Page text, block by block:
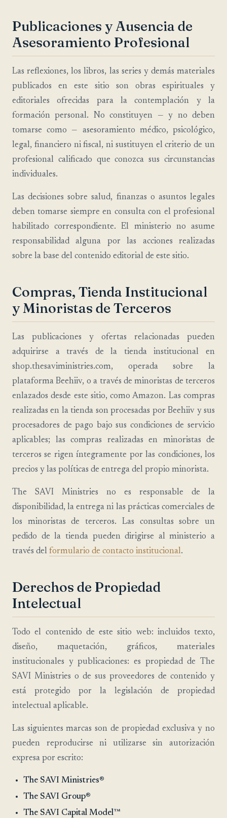
Publicaciones y Ausencia de
Asesoramiento Profesional
Las reflexiones, los libros, las series y demás materiales
publicados en este sitio son obras espirituales y
editoriales ofrecidas para la contemplación y la
formación personal. No constituyen — y no deben
tomarse como — asesoramiento médico, psicológico,
legal, financiero ni fiscal, ni sustituyen el criterio de un
profesional calificado que conozca sus circunstancias
individuales.
Las decisiones sobre salud, finanzas o asuntos legales
deben tomarse siempre en consulta con el profesional
habilitado correspondiente. El ministerio no asume
responsabilidad alguna por las acciones realizadas
sobre la base del contenido editorial de este sitio.
Compras, Tienda Institucional
y Minoristas de Terceros
Las publicaciones y ofertas relacionadas pueden
adquirirse a través de la tienda institucional en
shop.thesaviministries.com, operada sobre la
plataforma Beehiiv, o a través de minoristas de terceros
enlazados desde este sitio, como Amazon. Las compras
realizadas en la tienda son procesadas por Beehiiv y sus
procesadores de pago bajo sus condiciones de servicio
aplicables; las compras realizadas en minoristas de
terceros se rigen íntegramente por las condiciones, los
precios y las políticas de entrega del propio minorista.
The SAVI Ministries no es responsable de la
disponibilidad, la entrega ni las prácticas comerciales de
los minoristas de terceros. Las consultas sobre un
pedido de la tienda pueden dirigirse al ministerio a
través del formulario de contacto institucional.
Derechos de Propiedad
Intelectual
Todo el contenido de este sitio web: incluidos texto,
diseño, maquetación, gráficos, materiales
institucionales y publicaciones: es propiedad de The
SAVI Ministries o de sus proveedores de contenido y
está protegido por la legislación de propiedad
intelectual aplicable.
Las siguientes marcas son de propiedad exclusiva y no
pueden reproducirse ni utilizarse sin autorización
expresa por escrito:
The SAVI Ministries®
The SAVI Group®
The SAVI Capital Model™